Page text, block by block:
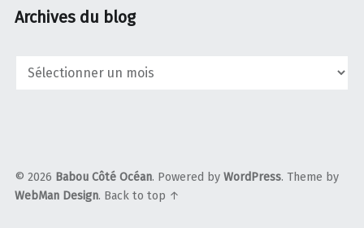
Archives du blog
Archives
© 2026 Babou Côté Océan. Powered by WordPress. Theme by
WebMan Design. Back to top ↑